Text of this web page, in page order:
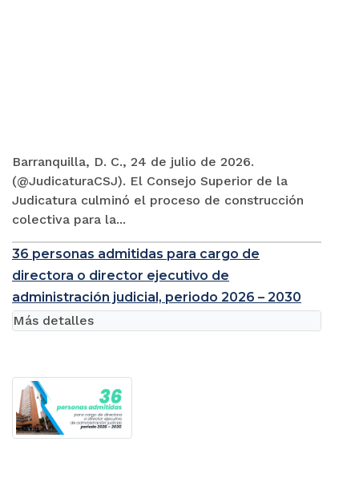
Barranquilla, D. C., 24 de julio de 2026.
(@JudicaturaCSJ). El Consejo Superior de la
Judicatura culminó el proceso de construcción
colectiva para la...
36 personas admitidas para cargo de
directora o director ejecutivo de
administración judicial, periodo 2026 – 2030
Más detalles